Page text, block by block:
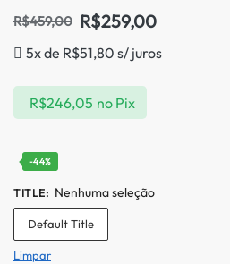
R$459,00 R$259,00
5x de R$51,80 s/ juros
R$246,05 no Pix
-44%
TITLE: Nenhuma seleção
Default Title
Limpar